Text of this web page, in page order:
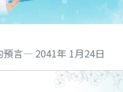
預言— 2041年 1月24日